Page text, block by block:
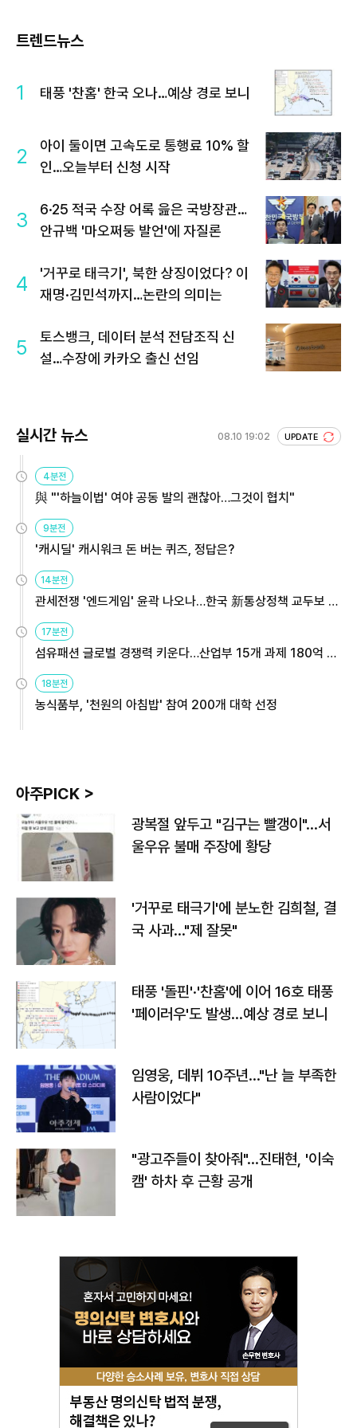
트렌드뉴스
1 태풍 '찬홈' 한국 오나…예상 경로 보니
2
아이 둘이면 고속도로 통행료 10% 할
인…오늘부터 신청 시작
3
6·25 적국 수장 어록 읊은 국방장관…
안규백 '마오쩌둥 발언'에 자질론
4
'거꾸로 태극기', 북한 상징이었다? 이
재명·김민석까지…논란의 의미는
5
토스뱅크, 데이터 분석 전담조직 신
설…수장에 카카오 출신 선임
실시간 뉴스 08.10 19:02 UPDATE
4분전
與 "'하늘이법' 여야 공동 발의 괜찮아…그것이 협치"
9분전
'캐시딜' 캐시워크 돈 버는 퀴즈, 정답은?
14분전
관세전쟁 '엔드게임' 윤곽 나오나…한국 新통상정책 교두보 활
용해야
17분전
섬유패션 글로벌 경쟁력 키운다…산업부 15개 과제 180억 지
원
18분전
농식품부, '천원의 아침밥' 참여 200개 대학 선정
아주PICK >
광복절 앞두고 "김구는 빨갱이"…서
울우유 불매 주장에 황당
'거꾸로 태극기'에 분노한 김희철, 결
국 사과…"제 잘못"
태풍 '돌핀'·'찬홈'에 이어 16호 태풍
'페이러우'도 발생…예상 경로 보니
임영웅, 데뷔 10주년…"난 늘 부족한
사람이었다"
"광고주들이 찾아줘"…진태현, '이숙
캠' 하차 후 근황 공개